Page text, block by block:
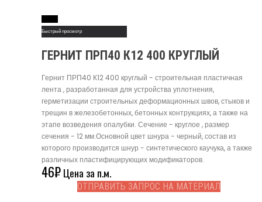
Быстрый просмотр
ГЕРНИТ ПРП40 К12 400 КРУГЛЫЙ
Гернит ПРП40 К12 400 круглый - строительная пластичная
лента , разработанная для устройства уплотнения,
герметизации строительных деформационных швов, стыков и
трещин в железобетонных, бетонных контрукциях, а также на
этапе возведения опалубки. Сечение - круглое , размер
сечения - 12 мм.Основной цвет шнура - черный, состав из
которого производится шнур - синтетического каучука, а также
различных пластифицирующих модификаторов.
46₽Цена за п.м.
ОТПРАВИТЬ ЗАПРОС НА МАТЕРИАЛ